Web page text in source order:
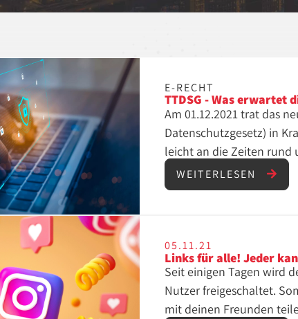
E-RECHT
TTDSG - Was erwartet
Am 01.12.2021 trat das
Datenschutzgesetz) in
leicht an die Zeiten rund
müssen Advertiser,
ihre Sales und Provision
WEITERLESEN
05.11.21
Links für alle! Jeder
Seit einigen Tagen wird
Nutzer freigeschaltet.
mit deinen Freunden